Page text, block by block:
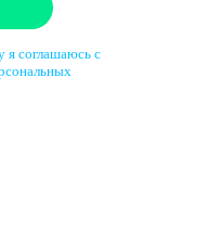
я соглашаюсь с